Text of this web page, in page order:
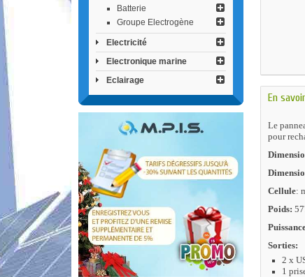
Batterie
Groupe Electrogène
Electricité
Electronique marine
Eclairage
En
Le
pour
Cellule:
Poids:
Sorties:
2 x
1